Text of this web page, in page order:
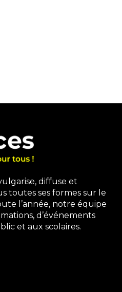
diffuse et
toutes ses formes sur le
l’année, notre équipe
d’événements
et aux scolaires.